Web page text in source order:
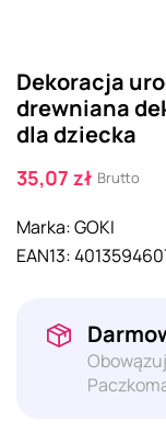
Dekoracja
drewniana
dla dziecka
35,07 zł Brutto
Marka:GOKI
EAN13: